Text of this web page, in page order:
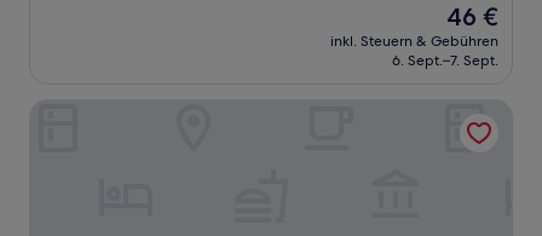
Der
Preis
beträgt
46 €
inkl. Steuern & Gebühren
6. Sept.–7. Sept.